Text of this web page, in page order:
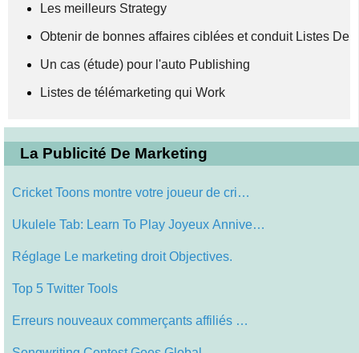
Les meilleurs Strategy
Obtenir de bonnes affaires ciblées et conduit Listes De
Un cas (étude) pour l'auto Publishing
Listes de télémarketing qui Work
La Publicité De Marketing
Cricket Toons montre votre joueur de cri…
Ukulele Tab: Learn To Play Joyeux Annive…
Réglage Le marketing droit Objectives.
Top 5 Twitter Tools
Erreurs nouveaux commerçants affiliés …